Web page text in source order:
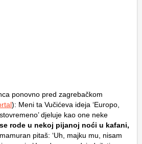
ponovno pred zagrebačkom
): Meni ta Vučićeva ideja ‘Europo,
djeluje kao one neke
rode u nekoj pijanoj noći u kafani,
pitaš: ‘Uh, majku mu, nisam